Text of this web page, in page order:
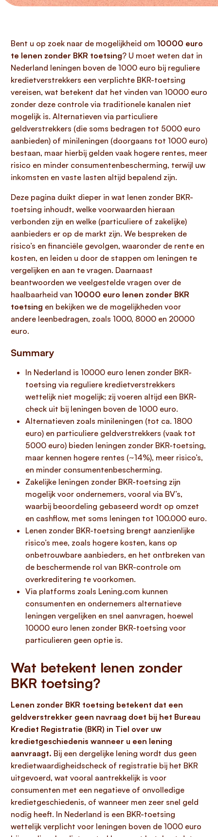
Bent u op zoek naar de mogelijkheid om 10000 euro
te lenen zonder BKR toetsing? U moet weten dat in
Nederland leningen boven de 1000 euro bij reguliere
kredietverstrekkers een verplichte BKR-toetsing
vereisen, wat betekent dat het vinden van 10000 euro
zonder deze controle via traditionele kanalen niet
mogelijk is. Alternatieven via particuliere
geldverstrekkers (die soms bedragen tot 5000 euro
aanbieden) of minileningen (doorgaans tot 1000 euro)
bestaan, maar hierbij gelden vaak hogere rentes, meer
risico en minder consumentenbescherming, terwijl uw
inkomsten en vaste lasten altijd bepalend zijn.
Deze pagina duikt dieper in wat lenen zonder BKR-
toetsing inhoudt, welke voorwaarden hieraan
verbonden zijn en welke (particuliere of zakelijke)
aanbieders er op de markt zijn. We bespreken de
risico’s en financiële gevolgen, waaronder de rente en
kosten, en leiden u door de stappen om leningen te
vergelijken en aan te vragen. Daarnaast
beantwoorden we veelgestelde vragen over de
haalbaarheid van 10000 euro lenen zonder BKR
toetsing en bekijken we de mogelijkheden voor
andere leenbedragen, zoals 1000, 8000 en 20000
euro.
Summary
In Nederland is 10000 euro lenen zonder BKR-
toetsing via reguliere kredietverstrekkers
wettelijk niet mogelijk; zij voeren altijd een BKR-
check uit bij leningen boven de 1000 euro.
Alternatieven zoals minileningen (tot ca. 1800
euro) en particuliere geldverstrekkers (vaak tot
5000 euro) bieden leningen zonder BKR-toetsing,
maar kennen hogere rentes (~14%), meer risico’s,
en minder consumentenbescherming.
Zakelijke leningen zonder BKR-toetsing zijn
mogelijk voor ondernemers, vooral via BV’s,
waarbij beoordeling gebaseerd wordt op omzet
en cashflow, met soms leningen tot 100.000 euro.
Lenen zonder BKR-toetsing brengt aanzienlijke
risico’s mee, zoals hogere kosten, kans op
onbetrouwbare aanbieders, en het ontbreken van
de beschermende rol van BKR-controle om
overkreditering te voorkomen.
Via platforms zoals Lening.com kunnen
consumenten en ondernemers alternatieve
leningen vergelijken en snel aanvragen, hoewel
10000 euro lenen zonder BKR-toetsing voor
particulieren geen optie is.
Wat betekent lenen zonder
BKR toetsing?
Lenen zonder BKR toetsing betekent dat een
geldverstrekker geen navraag doet bij het Bureau
Krediet Registratie (BKR) in Tiel over uw
kredietgeschiedenis wanneer u een lening
aanvraagt. Bij een dergelijke lening wordt dus geen
kredietwaardigheidscheck of registratie bij het BKR
uitgevoerd, wat vooral aantrekkelijk is voor
consumenten met een negatieve of onvolledige
kredietgeschiedenis, of wanneer men zeer snel geld
nodig heeft. In Nederland is een BKR-toetsing
wettelijk verplicht voor leningen boven de 1000 euro